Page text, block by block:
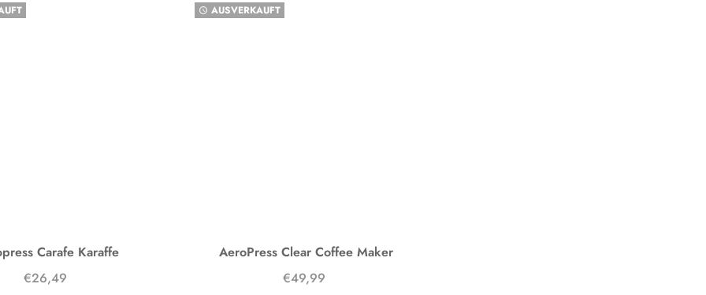
Carafe Karaffe
€26,49
watch_later AUSVERKAUFT
AeroPress Clear Coffee Maker
€49,99